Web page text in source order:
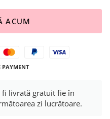
ACUM
PAYMENT
fi livrată gratuit fie în
zi lucrătoare.